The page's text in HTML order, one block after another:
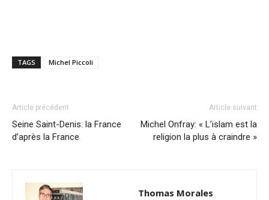
TAGS Michel Piccoli
Article précédent
Seine Saint-Denis: la France
d’après la France
Article suivant
Michel Onfray: « L’islam est la
religion la plus à craindre »
Thomas Morales